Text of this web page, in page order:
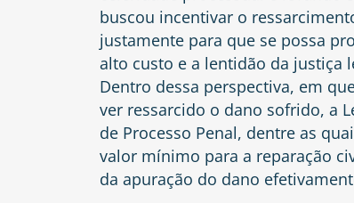
buscou incentivar o
justamente para que se possa
alto custo e a lentidão da justiça
Dentro dessa perspectiva, em
ver ressarcido o dano sofrido, a
de Processo Penal, dentre as
valor mínimo para a reparação
da apuração do dano